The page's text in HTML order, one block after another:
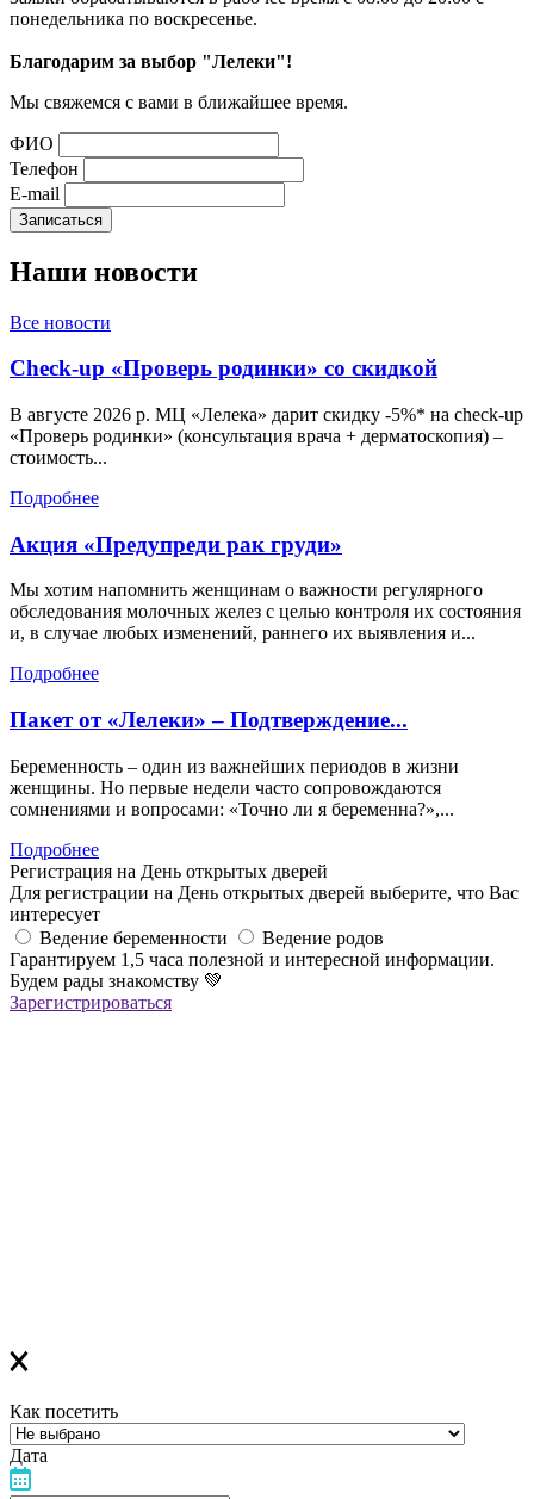
понедельника по воскресенье.
Благодарим за выбор "Лелеки"!
Мы свяжемся с вами в ближайшее время.
ФИО
Телефон
E-mail
Наши новости
Все новости
Check-up «Проверь родинки» со скидкой
В августе 2026 р. МЦ «Лелека» дарит скидку -5%* на check-up
«Проверь родинки» (консультация врача + дерматоскопия) –
стоимость...
Подробнее
Акция «Предупреди рак груди»
Мы хотим напомнить женщинам о важности регулярного
обследования молочных желез с целью контроля их состояния
и, в случае любых изменений, раннего их выявления и...
Подробнее
Пакет от «Лелеки» – Подтверждение...
Беременность – один из важнейших периодов в жизни
женщины. Но первые недели часто сопровождаются
сомнениями и вопросами: «Точно ли я беременна?»,...
Подробнее
Регистрация на День открытых дверей
Для регистрации на День открытых дверей выберите, что Вас
интересует
Ведение беременности
Ведение родов
Гарантируем 1,5 часа полезной и интересной информации.
Будем рады знакомству 💚
Зарегистрироваться
Как посетить
Дата